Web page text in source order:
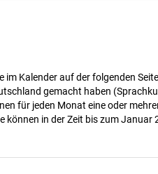
im Kalender auf der folgenden
gemacht haben
für jeden Monat eine oder
können in der Zeit bis zum Januar